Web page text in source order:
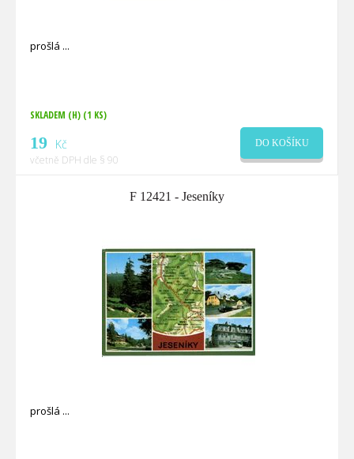
prošlá
SKLADEM (H) (1 KS)
19 Kč
včetně DPH dle § 90
DO KOŠÍKU
F 12421 - Jeseníky
prošlá